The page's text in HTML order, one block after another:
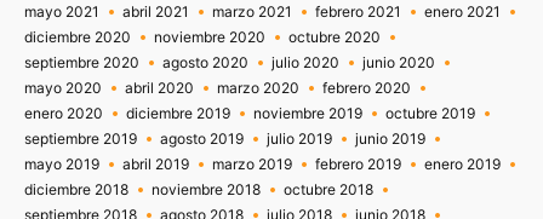
mayo 2021
abril 2021 marzo 2021 febrero 2021
enero 2021
diciembre 2020
noviembre 2020
octubre 2020
septiembre 2020
agosto 2020 julio 2020
junio 2020
mayo 2020
abril 2020 marzo 2020
febrero 2020
enero 2020
diciembre 2019 noviembre 2019
octubre 2019
septiembre 2019
agosto 2019 julio 2019
junio 2019
mayo 2019
abril 2019 marzo 2019 febrero 2019
enero 2019
diciembre 2018
noviembre 2018
octubre 2018
septiembre 2018
agosto 2018 julio 2018
junio 2018